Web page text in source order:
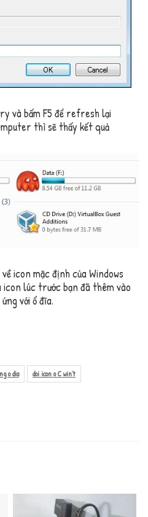
và bấm F5 để refresh lại
thì sẽ thấy kết quả
icon mặc định của Windows
icon lúc trước bạn đã thêm vào
với ổ đĩa.
o dia doi icon o C win7